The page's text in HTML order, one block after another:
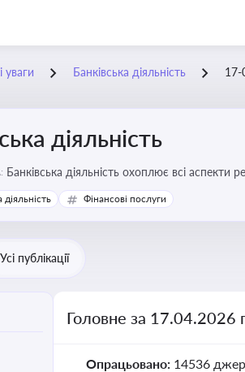
уваги Банківська діяльність 17-
діяльність
Банківська діяльність охоплює всі аспекти
діяльність Фінансові послуги
Усі публікації
Головне за 17.04.2026
Опрацьовано: 14536